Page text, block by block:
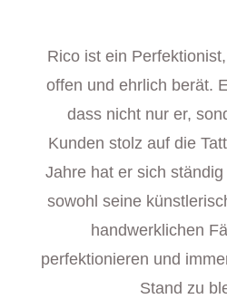
Rico ist ein
offen und ehrlich berät.
dass nicht nur er,
Kunden stolz auf die
Jahre hat er sich
sowohl seine
handwerklichen
perfektionieren und
Stand zu